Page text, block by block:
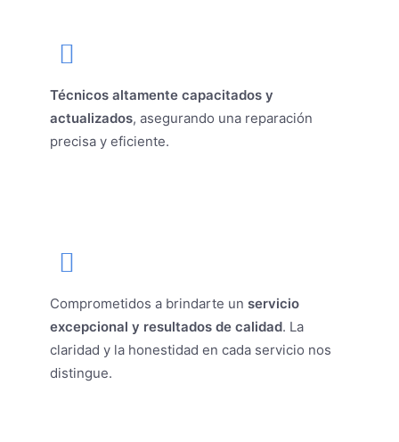
Técnicos altamente capacitados y
actualizados, asegurando una reparación
precisa y eficiente.
Comprometidos a brindarte un servicio
excepcional y resultados de calidad. La
claridad y la honestidad en cada servicio nos
distingue.